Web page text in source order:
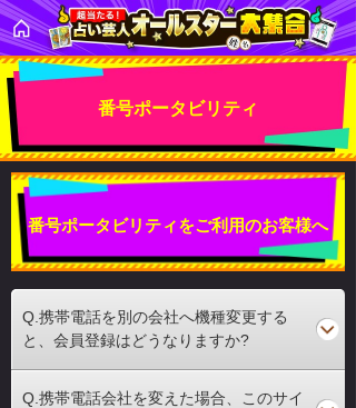
番号ポータビリティ
番号ポータビリティをご利用のお客様へ
Q.携帯電話を別の会社へ機種変更する
と、会員登録はどうなりますか?
Q.携帯電話会社を変えた場合、このサイ